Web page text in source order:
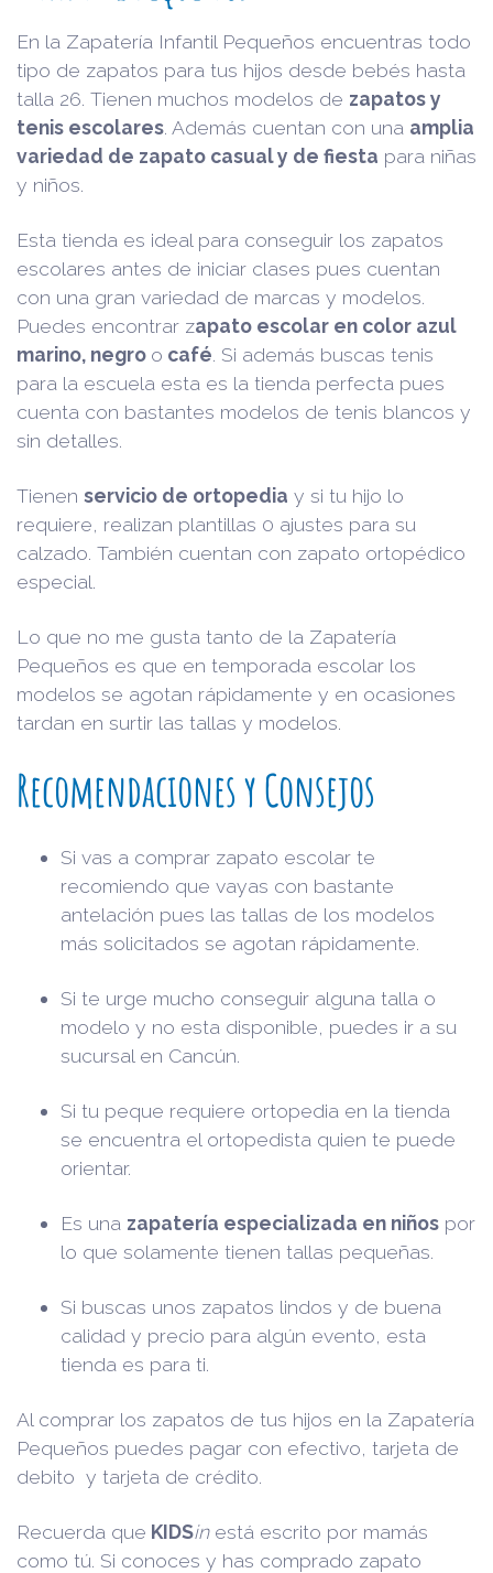
En la Zapatería Infantil Pequeños encuentras todo
tipo de zapatos para tus hijos desde bebés hasta
talla 26. Tienen muchos modelos de zapatos y
tenis escolares . Además cuentan con una amplia
variedad de zapato casual y de fiesta para niñas
y niños.
Esta tienda es ideal para conseguir los zapatos
escolares antes de iniciar clases pues cuentan
con una gran variedad de marcas y modelos.
Puedes encontrar zapato escolar en color azul
marino, negro o café . Si además buscas tenis
para la escuela esta es la tienda perfecta pues
cuenta con bastantes modelos de tenis blancos y
sin detalles.
Tienen servicio de ortopedia y si tu hijo lo
requiere, realizan plantillas 0 ajustes para su
calzado. También cuentan con zapato ortopédico
especial.
Lo que no me gusta tanto de la Zapatería
Pequeños es que en temporada escolar los
modelos se agotan rápidamente y en ocasiones
tardan en surtir las tallas y modelos.
Recomendaciones y Consejos
Si vas a comprar zapato escolar te
recomiendo que vayas con bastante
antelación pues las tallas de los modelos
más solicitados se agotan rápidamente.
Si te urge mucho conseguir alguna talla o
modelo y no esta disponible, puedes ir a su
sucursal en Cancún.
Si tu peque requiere ortopedia en la tienda
se encuentra el ortopedista quien te puede
orientar.
Es una zapatería especializada en niños por
lo que solamente tienen tallas pequeñas.
Si buscas unos zapatos lindos y de buena
calidad y precio para algún evento, esta
tienda es para ti.
Al comprar los zapatos de tus hijos en la Zapatería
Pequeños puedes pagar con efectivo, tarjeta de
debito y tarjeta de crédito.
Recuerda que KIDSinestá escrito por mamás
como tú. Si conoces y has comprado zapato